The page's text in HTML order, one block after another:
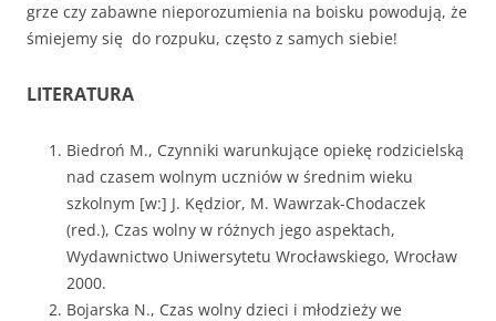
grze czy zabawne nieporozumienia na boisku powodują, że
śmiejemy się do rozpuku, często z samych siebie!
LITERATURA
Biedroń M., Czynniki warunkujące opiekę rodzicielską
nad czasem wolnym uczniów w średnim wieku
szkolnym [w:] J. Kędzior, M. Wawrzak-Chodaczek
(red.), Czas wolny w różnych jego aspektach,
Wydawnictwo Uniwersytetu Wrocławskiego, Wrocław
2000.
Bojarska N., Czas wolny dzieci i młodzieży we